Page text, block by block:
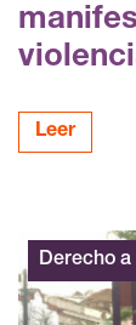
Leer
Derecho